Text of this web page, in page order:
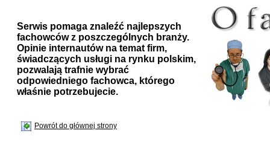
Serwis pomaga znaleźć najlepszych
fachowców z poszczególnych branży.
Opinie internautów na temat firm,
świadczących usługi na rynku polskim,
pozwalają trafnie wybrać
odpowiedniego fachowca, którego
właśnie potrzebujecie.
Powrót do głównej strony